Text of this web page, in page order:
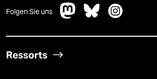
Folgen Sie uns
Ressorts